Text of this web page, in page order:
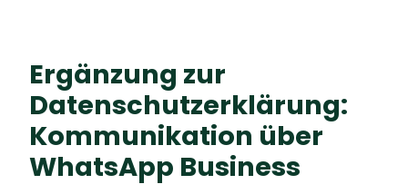
Ergänzung zur
Datenschutzerklärung:
Kommunikation über
WhatsApp Business